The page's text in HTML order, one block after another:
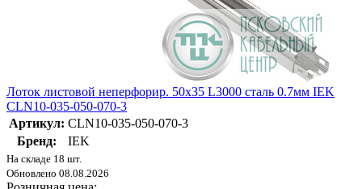
Лоток листовой неперфорир. 50х35 L3000 сталь 0.7мм IEK
CLN10-035-050-070-3
Артикул: CLN10-035-050-070-3
Бренд:
IEK
На складе 18 шт.
Обновлено 08.08.2026